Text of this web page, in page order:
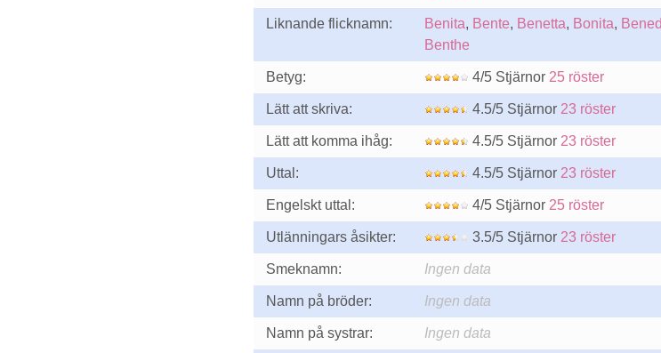
Liknande flicknamn: Benita, Bente, Benetta, Bonita,
Benthe
Betyg: 4/5 Stjärnor 25 röster
Lätt att skriva: 4.5/5 Stjärnor 23 röster
Lätt att komma ihåg: 4.5/5 Stjärnor 23 röster
Uttal: 4.5/5 Stjärnor 23 röster
Engelskt uttal: 4/5 Stjärnor 25 röster
Utlänningars åsikter: 3.5/5 Stjärnor 23 röster
Smeknamn: Ingen data
Namn på bröder: Ingen data
Namn på systrar: Ingen data